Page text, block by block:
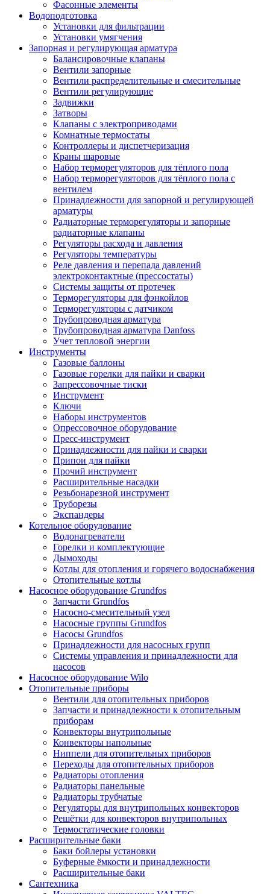
Фасонные элементы
Водоподготовка
Установки для фильтрации
Установки умягчения
Запорная и регулирующая арматура
Балансировочные клапаны
Вентили запорные
Вентили распределительные и смесительные
Вентили регулирующие
Задвижки
Затворы
Клапаны с электроприводами
Комнатные термостаты
Контроллеры и диспетчеризация
Краны шаровые
Набор терморегуляторов для тёплого пола
Набор терморегуляторов для тёплого пола с
вентилем
Принадлежности для запорной и регулирующей
арматуры
Радиаторные терморегуляторы и запорные
радиаторные клапаны
Регуляторы расхода и давления
Регуляторы температуры
Реле давления и перепада давлений
электроконтактные (прессостаты)
Системы защиты от протечек
Терморегуляторы для фэнкойлов
Терморегуляторы с датчиком
Трубопроводная арматура
Трубопроводная арматура Danfoss
Учет тепловой энергии
Инструменты
Газовые баллоны
Газовые горелки для пайки и сварки
Запрессовочные тиски
Инструмент
Ключи
Наборы инструментов
Опрессовочное оборудование
Пресс-инструмент
Принадлежности для пайки и сварки
Припои для пайки
Прочий инструмент
Расширительные насадки
Резьбонарезной инструмент
Труборезы
Экспандеры
Котельное оборудование
Водонагреватели
Горелки и комплектующие
Дымоходы
Котлы для отопления и горячего водоснабжения
Отопительные котлы
Насосное оборудование Grundfos
Запчасти Grundfos
Насосно-смесительный узел
Насосные группы Grundfos
Насосы Grundfos
Принадлежности для насосных групп
Системы управления и принадлежности для
насосов
Насосное оборудование Wilo
Отопительные приборы
Вентили для отопительных приборов
Запчасти и принадлежности к отопительным
приборам
Конвекторы внутрипольные
Конвекторы напольные
Ниппели для отопительных приборов
Переходы для отопительных приборов
Радиаторы отопления
Радиаторы панельные
Радиаторы трубчатые
Регуляторы для внутрипольных конвекторов
Решётки для конвекторов внутрипольных
Термостатические головки
Расширительные баки
Баки бойлеры установки
Буферные ёмкости и принадлежности
Расширительные баки
Сантехника